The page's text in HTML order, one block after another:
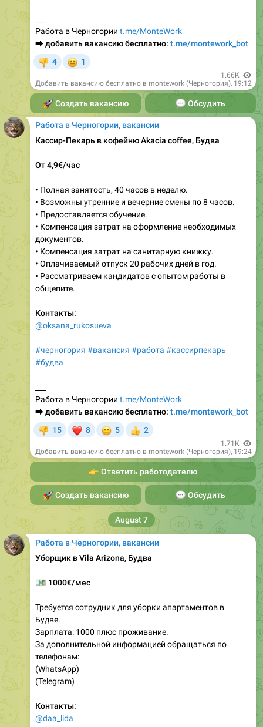
Работа в Черногории t.me/MonteWork
⮕добавить вакансию бесплатно: t.me/montework_bot
4 1
1.66K
Добавить вакансию бесплатно в montework (Черногория), 19:12
Создать вакансию💬Обсудить
Работа в Черногории, вакансии
Кассир-Пекарь в кофейню Akacia coffee, Будва
От 4,9€/час
• Полная занятость, 40 часов в неделю.
• Возможны утренние и вечерние смены по 8 часов.
• Предоставляется обучение.
• Компенсация затрат на оформление необходимых
документов.
• Компенсация затрат на санитарную книжку.
• Оплачиваемый отпуск 20 рабочих дней в год.
• Рассматриваем кандидатов с опытом работы в
общепите.
Контакты:
@oksana_rukosueva
#черногория #вакансия #работа #кассирпекарь
#будва
Работа в Черногории t.me/MonteWork
⮕добавить вакансию бесплатно: t.me/montework_bot
15 8
😐
5
👍
2
1.71K
Добавить вакансию бесплатно в montework (Черногория), 19:24
👉Ответить работодателю
Создать вакансию💬Обсудить
Работа в Черногории, вакансии
Уборщик в Vila Arizona, Будва
1000€/мес
Требуется сотрудник для уборки апартаментов в
Будве.
Зарплата: 1000 плюс проживание.
За дополнительной информацией обращаться по
телефонам:
(WhatsApp)
(Telegram)
Контакты:
@daa_lida
August 7